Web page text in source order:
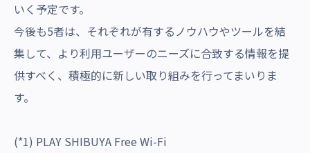
いく予定です。
今後も5者は、それぞれが有するノウハウやツールを結
集して、より利用ユーザーのニーズに合致する情報を提
供すべく、積極的に新しい取り組みを行ってまいりま
す。
(*1) PLAY SHIBUYA Free Wi-Fi